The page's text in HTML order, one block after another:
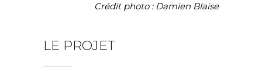
Crédit photo : Damien Blaise
LE PROJET